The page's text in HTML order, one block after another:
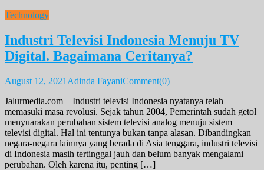
Technology
Industri Televisi Indonesia Menuju TV
Digital. Bagaimana Ceritanya?
August 12, 2021 Adinda FayaniComment(0)
Jalurmedia.com – Industri televisi Indonesia nyatanya telah
memasuki masa revolusi. Sejak tahun 2004, Pemerintah sudah getol
menyuarakan perubahan sistem televisi analog menuju sistem
televisi digital. Hal ini tentunya bukan tanpa alasan. Dibandingkan
negara-negara lainnya yang berada di Asia tenggara, industri televisi
di Indonesia masih tertinggal jauh dan belum banyak mengalami
perubahan. Oleh karena itu, penting […]